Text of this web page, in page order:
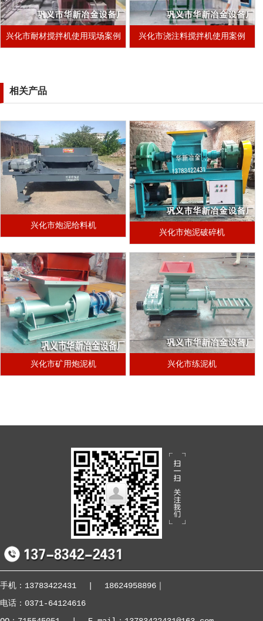
兴化市耐材搅拌机使用现场案例 兴化市浇注料搅拌机使用案例
相关产品
兴化市炮泥给料机
兴化市炮泥破碎机
兴化市矿用炮泥机 兴化市练泥机
手机：13783422431 18624958896
电话：0371-64124616